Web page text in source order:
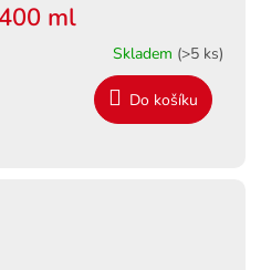
ml
Skladem (>5 ks)
Do košíku